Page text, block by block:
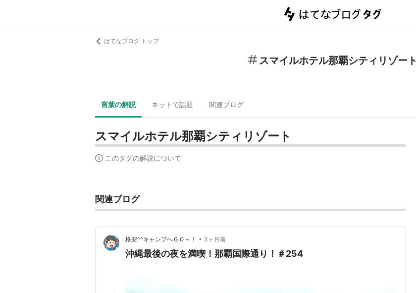
はてなブログ トップ
スマイルホテル那覇シティリゾート
言葉の解説 ネットで話題 関連ブログ
スマイルホテル那覇シティリゾート
このタグの解説について
関連ブログ
格安^^キャンプへＧＯ～！ • 3ヶ月前
沖縄最後の夜を満喫！那覇国際通り！＃254